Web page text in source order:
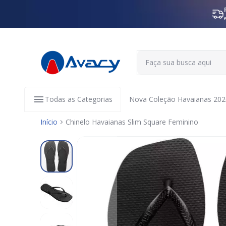
Todas as Categorias Nova Coleção Havaianas
Início
Chinelo Havaianas Slim Square Feminino
Pular
para
o
final
da
Galeria